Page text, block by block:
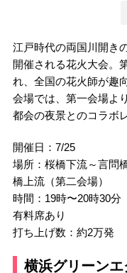
江戸時代の両国川開き
開催される花火大会。
れ、全国の花火師が趣
会場では、第一会場よ
都会の夜景とのコラボ
開催日：7/25
場所：桜橋下流～言問
橋上流（第二会場）
時間：19時〜20時30分
有料席あり
打ち上げ数：約2万発
横浜グリーン